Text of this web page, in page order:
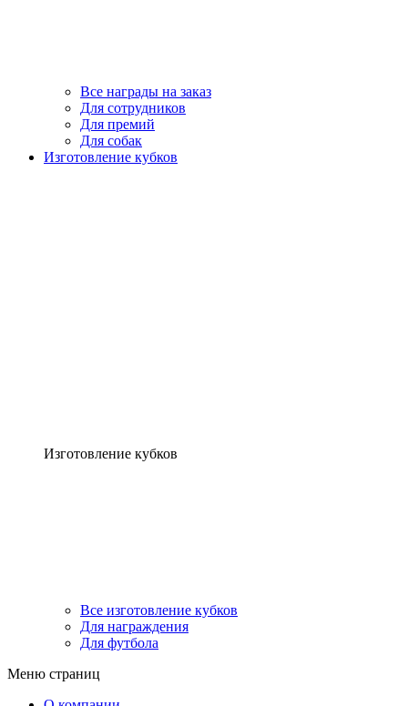
Все награды на заказ
Для сотрудников
Для премий
Для собак
Изготовление кубков
Изготовление кубков
Все изготовление кубков
Для награждения
Для футбола
Меню страниц